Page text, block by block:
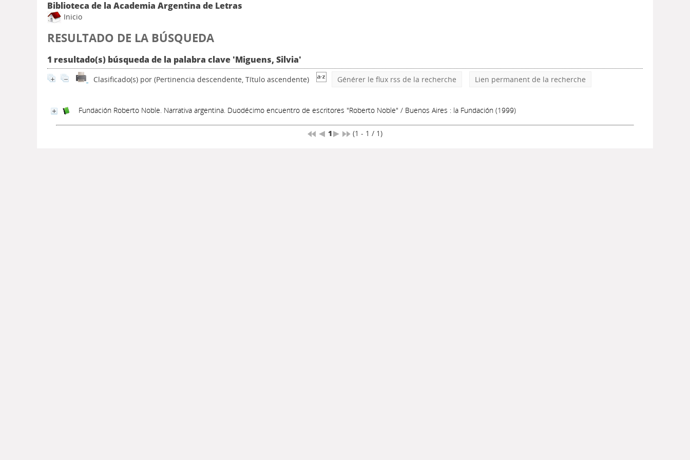
Biblioteca de la Academia Argentina de Letras
Inicio
RESULTADO DE LA BÚSQUEDA
1 resultado(s) búsqueda de la palabra clave 'Miguens, Silvia'
Clasificado(s) por (Pertinencia descendente, Título ascendente) Générer le flux rss de la recherche Lien permanent de la recherche
Fundación Roberto Noble. Narrativa argentina. Duodécimo encuentro de escritores "Roberto Noble" / Buenos Aires : la Fundación (1999)
1 (1 - 1 / 1)